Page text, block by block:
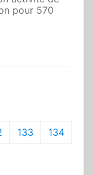
pour 570
133
134